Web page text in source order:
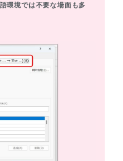
環境では不要な場面も多